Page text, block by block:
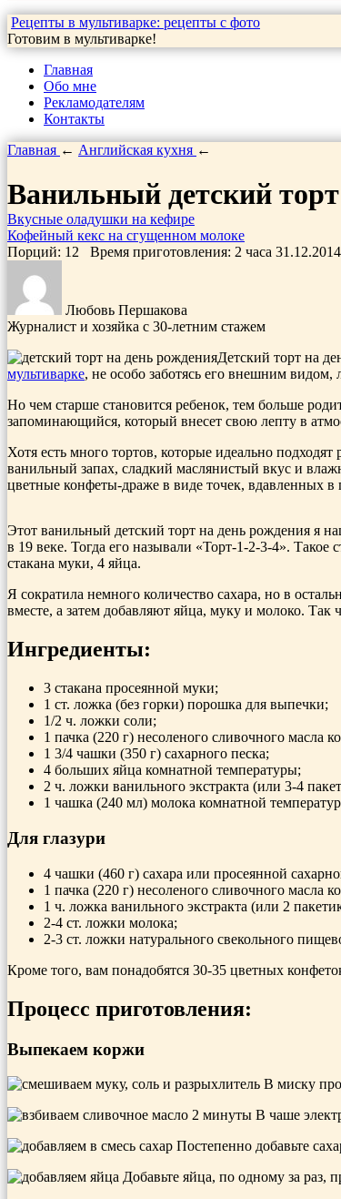
Рецепты в мультиварке: рецепты с фото
Готовим в мультиварке!
Главная
Обо мне
Рекламодателям
Контакты
Главная ← Английская кухня ←
Ванильный детский
Вкусные оладушки на кефире
Кофейный кекс на сгущенном молоке
Порций: 12 Время приготовления: 2 часа 31.12.2014
Любовь Першакова
Журналист и хозяйка с 30-летним стажем
Детский торт на
мультиварке, не особо заботясь его внешним
Но чем старше становится ребенок, тем больше
запоминающийся, который внесет свою лепту в
Хотя есть много тортов, которые идеально
ванильный запах, сладкий маслянистый вкус и
цветные конфеты-драже в виде точек, вдавленных
Этот ванильный детский торт на день рождения я
в 19 веке. Тогда его называли «Торт-1-2-3-4».
стакана муки, 4 яйца.
Я сократила немного количество сахара, но в
вместе, а затем добавляют яйца, муку и молоко. Так
Ингредиенты:
3 стакана просеянной муки;
1 ст. ложка (без горки) порошка для выпечки;
1/2 ч. ложки соли;
1 пачка (220 г) несоленого сливочного масла
1 3/4 чашки (350 г) сахарного песка;
4 больших яйца комнатной температуры;
2 ч. ложки ванильного экстракта (или 3-4
1 чашка (240 мл) молока комнатной
Для глазури
4 чашки (460 г) сахара или просеянной
1 пачка (220 г) несоленого сливочного масла
1 ч. ложка ванильного экстракта (или 2
2-4 ст. ложки молока;
2-3 ст. ложки натурального свекольного
Кроме того, вам понадобятся 30-35 цветных
Процесс приготовления:
Выпекаем коржи
В миску
В чаше
Постепенно добавьте
Добавьте яйца, по одному за раз,